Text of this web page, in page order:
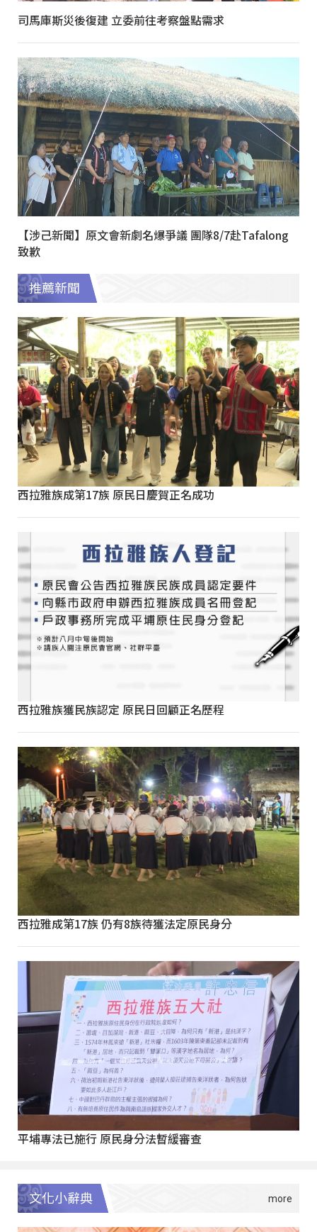
司馬庫斯災後復建 立委前往考察盤點需求
【涉己新聞】原文會新劇名爆爭議 團隊8/7赴Tafalong
致歉
推薦新聞
西拉雅族成第17族 原民日慶賀正名成功
西拉雅族獲民族認定 原民日回顧正名歷程
西拉雅成第17族 仍有8族待獲法定原民身分
平埔專法已施行 原民身分法暫緩審查
文化小辭典